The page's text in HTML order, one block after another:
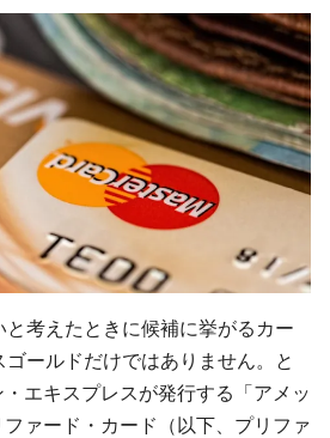
考えたときに候補に挙がるカー
ゴールドだけではありません。と
エキスプレスが発行する「アメッ
ァード・カード（以下、プリファ